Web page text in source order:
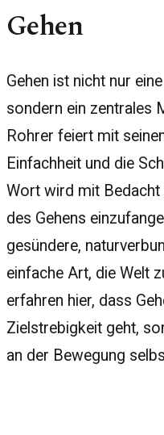
Gehen
Gehen ist nicht nur
sondern ein zentrales
Rohrer feiert mit
Einfachheit und die
Wort wird mit Bedacht
des Gehens
gesündere,
einfache Art, die Welt
erfahren hier, dass
Zielstrebigkeit geht,
an der Bewegung